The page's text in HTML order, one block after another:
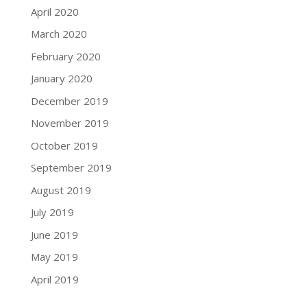
April 2020
March 2020
February 2020
January 2020
December 2019
November 2019
October 2019
September 2019
August 2019
July 2019
June 2019
May 2019
April 2019